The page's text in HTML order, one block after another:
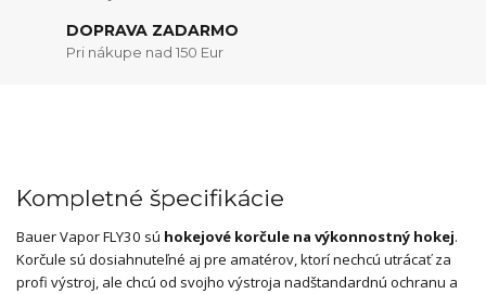
DOPRAVA ZADARMO
Pri nákupe nad 150 Eur
Kompletné špecifikácie
Bauer Vapor FLY30 sú hokejové korčule na výkonnostný hokej.
Korčule sú dosiahnuteľné aj pre amatérov, ktorí nechcú utrácať za
profi výstroj, ale chcú od svojho výstroja nadštandardnú ochranu a